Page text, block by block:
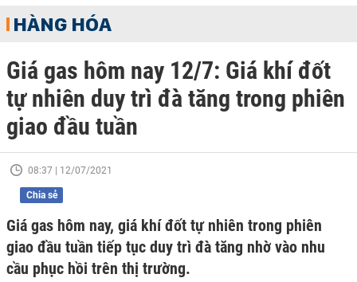
HÀNG HÓA
Giá gas hôm nay 12/7: Giá khí đốt
tự nhiên duy trì đà tăng trong phiên
giao đầu tuần
08:37 | 12/07/2021
Chia sẻ
Giá gas hôm nay, giá khí đốt tự nhiên trong phiên
giao đầu tuần tiếp tục duy trì đà tăng nhờ vào nhu
cầu phục hồi trên thị trường.